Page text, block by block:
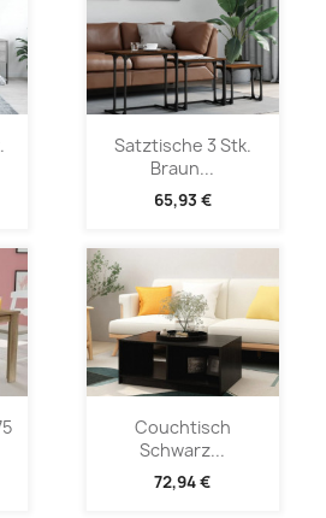
Satztische 3 Stk.
Braun...
65,93 €
Couchtisch
Schwarz...
72,94 €